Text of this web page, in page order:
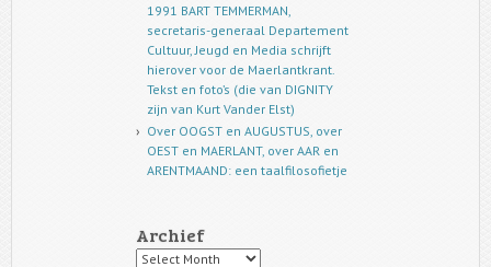
1991 BART TEMMERMAN,
secretaris-generaal Departement
Cultuur, Jeugd en Media schrijft
hierover voor de Maerlantkrant.
Tekst en foto’s (die van DIGNITY
zijn van Kurt Vander Elst)
Over OOGST en AUGUSTUS, over
OEST en MAERLANT, over AAR en
ARENTMAAND: een taalfilosofietje
Archief
Archief